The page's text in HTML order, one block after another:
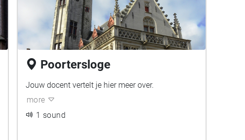
Poortersloge
Jouw docent vertelt je hier meer over.
more
1 sound